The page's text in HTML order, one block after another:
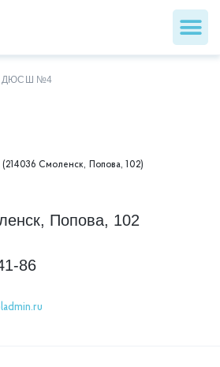
ДЮСШ №4
(214036 Смоленск, Попова, 102)
Попова, 102
86